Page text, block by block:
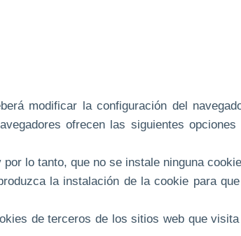
modificar la configuración del
ofrecen las siguientes
lo tanto, que no se instale ninguna
la instalación de la cookie para
de terceros de los sitios web que